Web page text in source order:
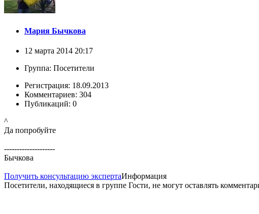
Мария Бычкова
12 марта 2014 20:17
Группа: Посетители
Регистрация: 18.09.2013
Комментариев: 304
Публикаций: 0
^
Да попробуйте
--------------------
Бычкова
Получить консультацию экспертаИнформация
Посетители, находящиеся в группе Гости, не могут оставлять